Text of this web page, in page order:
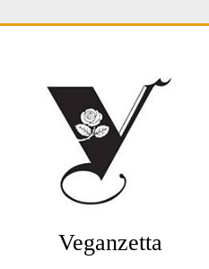
Sidebar
Veganzetta